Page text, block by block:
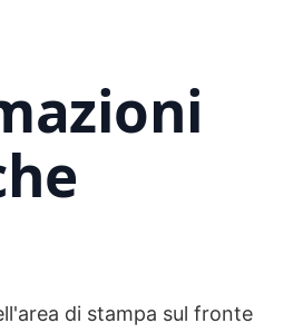
di stampa sul fronte